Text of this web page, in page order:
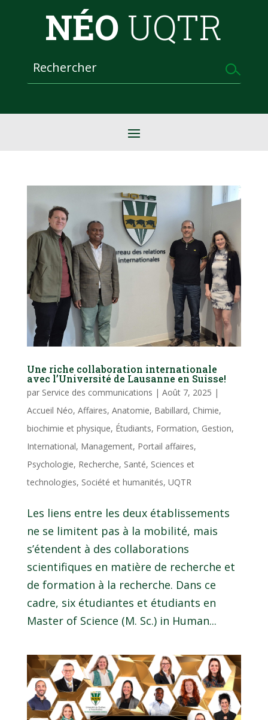
NÉO UQTR
Une riche collaboration internationale
avec l’Université de Lausanne en Suisse!
par Service des communications | Août 7, 2025 |
Accueil Néo, Affaires, Anatomie, Babillard, Chimie,
biochimie et physique, Étudiants, Formation, Gestion,
International, Management, Portail affaires,
Psychologie, Recherche, Santé, Sciences et
technologies, Société et humanités, UQTR
Les liens entre les deux établissements
ne se limitent pas à la mobilité, mais
s’étendent à des collaborations
scientifiques en matière de recherche et
de formation à la recherche. Dans ce
cadre, six étudiantes et étudiants en
Master of Science (M. Sc.) in Human...